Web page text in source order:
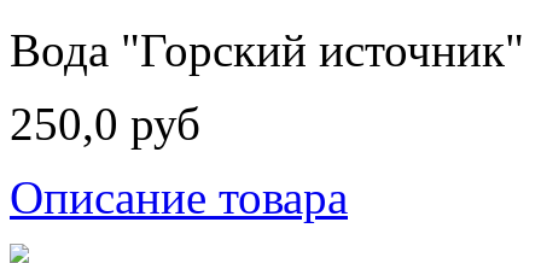
Вода "Горский источник"
250,0 руб
Описание товара